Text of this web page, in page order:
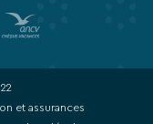
et assurances